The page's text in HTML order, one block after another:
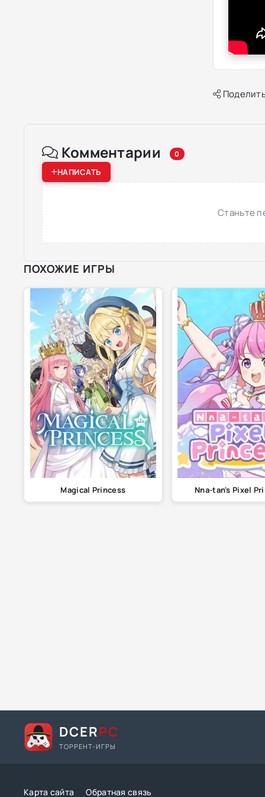
Комментарии 0
НАПИСАТЬ
Станьте
ПОХОЖИЕ ИГРЫ
Magical Princess Nna-tan's Pixel
DCERPC
ТОРРЕНТ-ИГРЫ
Карта сайта Обратная связь